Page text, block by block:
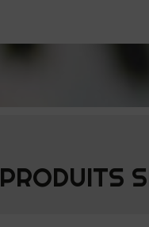
PRODUITS